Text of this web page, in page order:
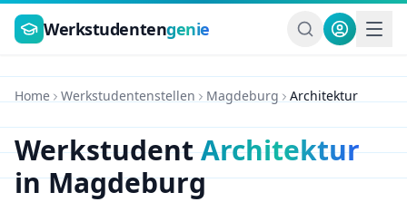
Zum Hauptinhalt springen
Werkstudentengenie
Home Werkstudentenstellen Magdeburg Architektur
WerkstudentArchitektur
inMagdeburg